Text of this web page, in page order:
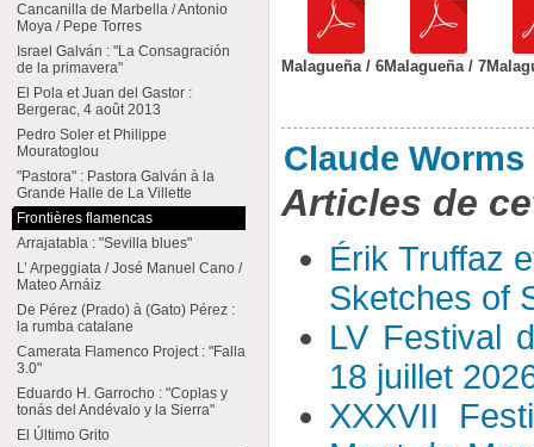
Malagueña / 6Malagueña / 7
Claude Worms
Articles de
Érik Truffaz
Sketches of
LV Festival
18 juillet
XXXVII
Cancanilla de Marbella / Antonio
Moya / Pepe Torres
Israel Galván : "La Consagración
de la primavera"
El Pola et Juan del Gastor :
Bergerac, 4 août 2013
Pedro Soler et Philippe
Mouratoglou
"Pastora" : Pastora Galván à la
Grande Halle de La Villette
Frontières flamencas
Arrajatabla : "Sevilla blues"
L’ Arpeggiata / José Manuel Cano /
Mateo Arnáiz
De Pérez (Prado) à (Gato) Pérez :
la rumba catalane
Camerata Flamenco Project : "Falla
3.0"
Eduardo H. Garrocho : "Coplas y
tonás del Andévalo y la Sierra"
El Último Grito